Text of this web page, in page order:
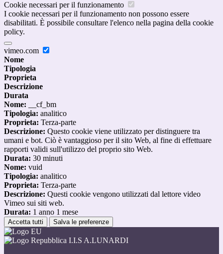
Cookie necessari per il funzionamento
I cookie necessari per il funzionamento non possono essere
disabilitati. È possibile consultare l'elenco nella pagina della cookie
policy.
vimeo.com
Nome
Tipologia
Proprieta
Descrizione
Durata
Nome: __cf_bm
Tipologia: analitico
Proprieta: Terza-parte
Descrizione: Questo cookie viene utilizzato per distinguere tra
umani e bot. Ciò è vantaggioso per il sito Web, al fine di effettuare
rapporti validi sull'utilizzo del proprio sito Web.
Durata: 30 minuti
Nome: vuid
Tipologia: analitico
Proprieta: Terza-parte
Descrizione: Questi cookie vengono utilizzati dal lettore video
Vimeo sui siti web.
Durata: 1 anno 1 mese
Accetta tutti Salva le preferenze
I.I.S A.LUNARDI